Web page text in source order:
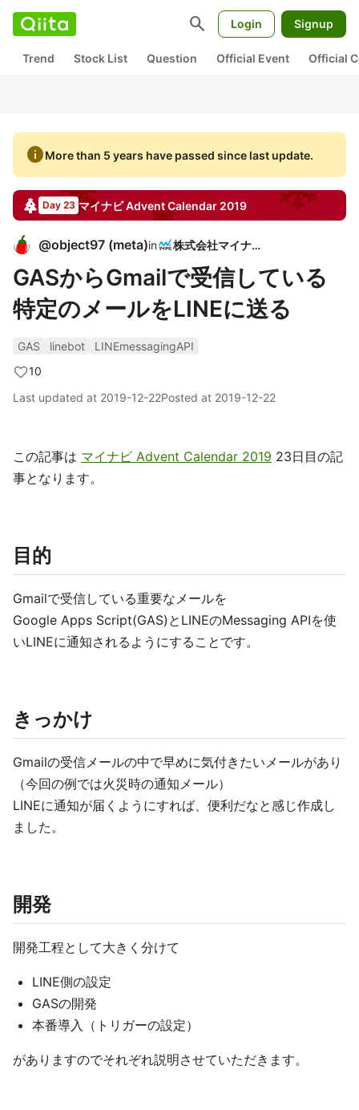
search Login Signup
Trend Stock List Question Official Event Official
infoMore than 5 years have passed since last update.
Day 23 マイナビAdvent Calendar 2019
@object97 (meta)in 株式会社マイナビ
GASからGmailで受信している
特定のメールをLINEに送る
GAS linebot
LINEmessagingAPI
10
Last updated at 2019-12-22Posted at 2019-12-22
この記事は マイナビ Advent Calendar 2019 23日目の記
事となります。
目的
Gmailで受信している重要なメールを
Google Apps Script(GAS)とLINEのMessaging APIを使
いLINEに通知されるようにすることです。
きっかけ
Gmailの受信メールの中で早めに気付きたいメールがあり
（今回の例では火災時の通知メール）
LINEに通知が届くようにすれば、便利だなと感じ作成し
ました。
開発
開発工程として大きく分けて
LINE側の設定
GASの開発
本番導入（トリガーの設定）
がありますのでそれぞれ説明させていただきます。